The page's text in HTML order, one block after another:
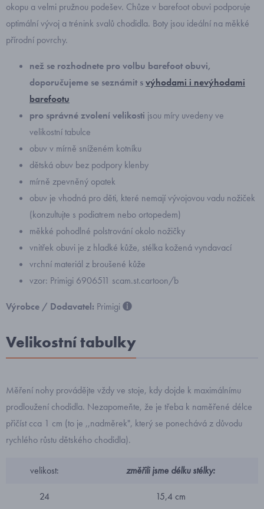
okopu a velmi pružnou podešev. Chůze v barefoot obuvi podporuje
optimální vývoj a trénink svalů chodidla. Boty jsou ideální na měkké
přírodní povrchy.
než se rozhodnete pro volbu barefoot obuvi,
doporučujeme se seznámit svýhodami i nevýhodami
barefootu
pro správné zvolení velikosti jsou míry uvedeny ve
velikostní tabulce
obuv v mírně sníženém kotníku
dětská obuv bez podpory klenby
mírně zpevněný opatek
obuv je vhodná pro děti, které nemají vývojovou vadu nožiček
(konzultujte s podiatrem nebo ortopedem)
měkké pohodlné polstrování okolo nožičky
vnitřek obuvi je z hladké kůže, stélka kožená vyndavací
vrchní materiál z broušené kůže
vzor: Primigi 6906511 scam.st.cartoon/b
Výrobce / Dodavatel: Primigi
Velikostní tabulky
Měření nohy provádějte vždy ve stoje, kdy dojde k maximálnímu
prodloužení chodidla. Nezapomeňte, že je třeba k naměřené délce
přičíst cca 1 cm (to je ,,nadměrek", který se ponechává z důvodu
rychlého růstu dětského chodidla).
velikost: změřili jsme délku stélky:
24 15,4 cm